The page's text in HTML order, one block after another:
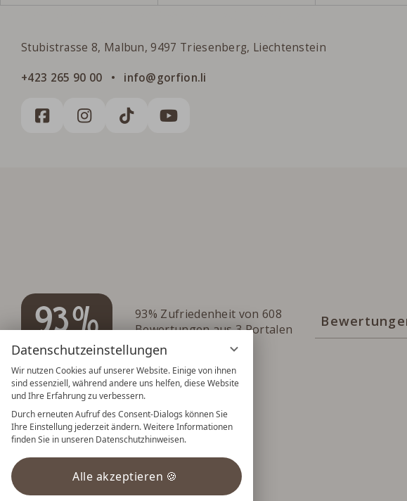
Datenschutzeinstellungen
Wir nutzen Cookies auf unserer Website. Einige von ihnen
sind essenziell, während andere uns helfen, diese Website
und Ihre Erfahrung zu verbessern.
Durch erneuten Aufruf des Consent-Dialogs können Sie
Ihre Einstellung jederzeit ändern. Weitere Informationen
finden Sie in unseren Datenschutzhinweisen.
Alle akzeptieren
Stubistrasse 8, Malbun, 9497 Triesenberg, Liechtenstein
+423 265 90 00
info@gorfion.li
93%
93% Zufriedenheit von 608
Bewertungen aus 3 Portalen